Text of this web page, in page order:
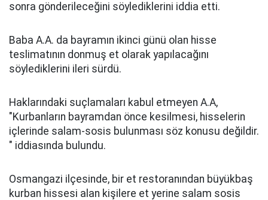
sonra gönderileceğini söylediklerini iddia etti.
Baba A.A. da bayramın ikinci günü olan hisse
teslimatının donmuş et olarak yapılacağını
söylediklerini ileri sürdü.
Haklarındaki suçlamaları kabul etmeyen A.A,
"Kurbanların bayramdan önce kesilmesi, hisselerin
içlerinde salam-sosis bulunması söz konusu değildir.
" iddiasında bulundu.
Osmangazi ilçesinde, bir et restoranından büyükbaş
kurban hissesi alan kişilere et yerine salam sosis